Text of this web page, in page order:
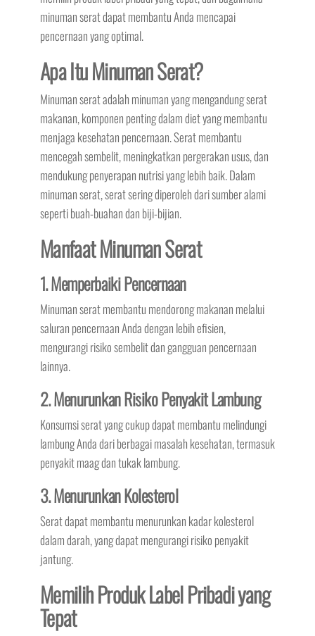
minuman serat dapat membantu Anda mencapai
pencernaan yang optimal.
Apa Itu Minuman Serat?
Minuman serat adalah minuman yang mengandung serat
makanan, komponen penting dalam diet yang membantu
menjaga kesehatan pencernaan. Serat membantu
mencegah sembelit, meningkatkan pergerakan usus, dan
mendukung penyerapan nutrisi yang lebih baik. Dalam
minuman serat, serat sering diperoleh dari sumber alami
seperti buah-buahan dan biji-bijian.
Manfaat Minuman Serat
1. Memperbaiki Pencernaan
Minuman serat membantu mendorong makanan melalui
saluran pencernaan Anda dengan lebih efisien,
mengurangi risiko sembelit dan gangguan pencernaan
lainnya.
2. Menurunkan Risiko Penyakit Lambung
Konsumsi serat yang cukup dapat membantu melindungi
lambung Anda dari berbagai masalah kesehatan, termasuk
penyakit maag dan tukak lambung.
3. Menurunkan Kolesterol
Serat dapat membantu menurunkan kadar kolesterol
dalam darah, yang dapat mengurangi risiko penyakit
jantung.
Memilih Produk Label Pribadi yang
Tepat